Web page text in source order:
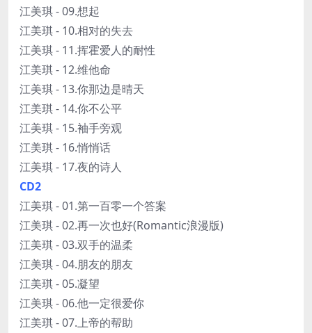
江美琪 - 09.想起
江美琪 - 10.相对的失去
江美琪 - 11.挥霍爱人的耐性
江美琪 - 12.维他命
江美琪 - 13.你那边是晴天
江美琪 - 14.你不公平
江美琪 - 15.袖手旁观
江美琪 - 16.悄悄话
江美琪 - 17.夜的诗人
CD2
江美琪 - 01.第一百零一个答案
江美琪 - 02.再一次也好(Romantic浪漫版)
江美琪 - 03.双手的温柔
江美琪 - 04.朋友的朋友
江美琪 - 05.凝望
江美琪 - 06.他一定很爱你
江美琪 - 07.上帝的帮助